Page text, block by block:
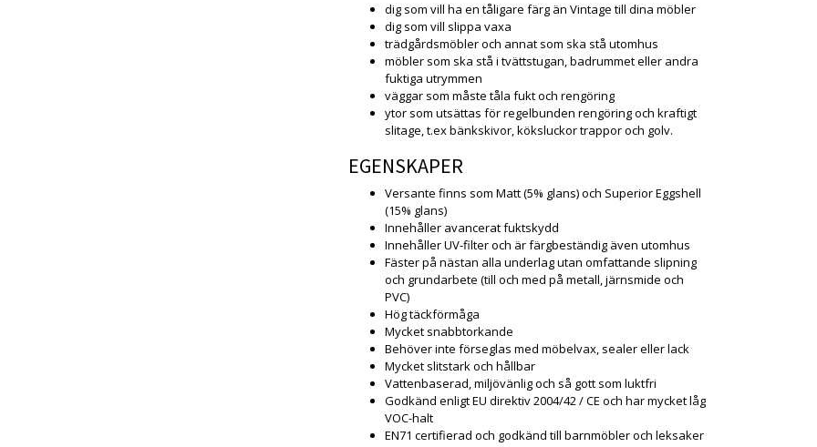
dig som vill ha en tåligare färg än Vintage till dina möbler
dig som vill slippa vaxa
trädgårdsmöbler och annat som ska stå utomhus
möbler som ska stå i tvättstugan, badrummet eller andra
fuktiga utrymmen
väggar som måste tåla fukt och rengöring
ytor som utsättas för regelbunden rengöring och kraftigt
slitage, t.ex bänkskivor, köksluckor trappor och golv.
EGENSKAPER
Versante finns som Matt (5% glans) och Superior Eggshell
(15% glans)
Innehåller avancerat fuktskydd
Innehåller UV-filter och är färgbeständig även utomhus
Fäster på nästan alla underlag utan omfattande slipning
och grundarbete (till och med på metall, järnsmide och
PVC)
Hög täckförmåga
Mycket snabbtorkande
Behöver inte förseglas med möbelvax, sealer eller lack
Mycket slitstark och hållbar
Vattenbaserad, miljövänlig och så gott som luktfri
Godkänd enligt EU direktiv 2004/42 / CE och har mycket låg
VOC-halt
EN71 certifierad och godkänd till barnmöbler och leksaker